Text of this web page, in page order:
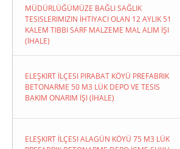
MÜDÜRLÜĞÜMÜZE BAĞLI SAĞLIK
TESISLERIMIZIN İHTIYACI OLAN 12 AYLIK 51
KALEM TIBBI SARF MALZEME MAL ALIM İŞI
(İHALE)
ELEŞKIRT İLÇESI PIRABAT KÖYÜ PREFABRIK
BETONARME 50 M3 LÜK DEPO VE TESIS
BAKIM ONARIM İŞI (İHALE)
ELEŞKIRT İLÇESI ALAGÜN KÖYÜ 75 M3 LÜK